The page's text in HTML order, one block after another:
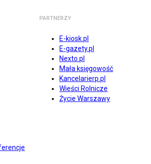
PARTNERZY
E-kiosk.pl
E-gazety.pl
Nexto.pl
Mała księgowość
Kancelarierp.pl
Wieści Rolnicze
Życie Warszawy